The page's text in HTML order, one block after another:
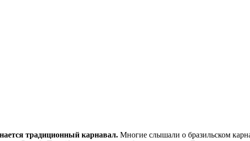
традиционный карнавал. Многие слышали о бразильском